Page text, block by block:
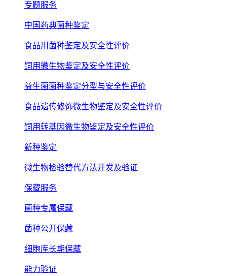
专题服务
中国药典菌种鉴定
食品用菌种鉴定及安全性评价
饲用微生物鉴定及安全性评价
益生菌菌种鉴定分型与安全性评价
食品遗传修饰微生物鉴定及安全性评价
饲用转基因微生物鉴定及安全性评价
新种鉴定
微生物检验替代方法开发及验证
保藏服务
菌种专属保藏
菌种公开保藏
细胞库长期保藏
能力验证